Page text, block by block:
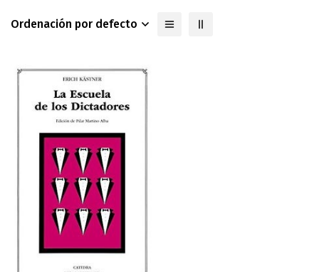
Ordenación por defecto